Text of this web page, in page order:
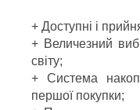
+ Доступні і
+ Величезний
світу;
+ Система
першої покупки;